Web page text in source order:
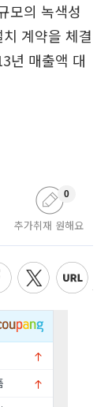
모의 녹색성
계약을 체결
년 매출액 대
추가취재 원해요
0